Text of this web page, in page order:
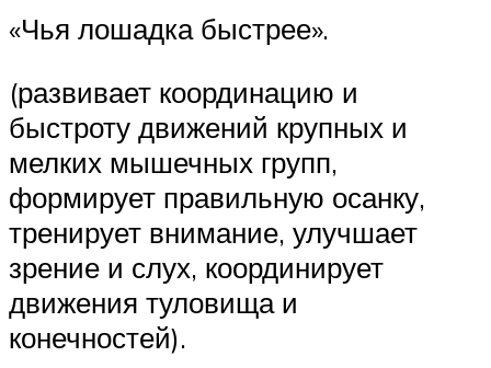
«Чья лошадка быстрее».
(развивает координацию и
быстроту движений крупных и
мелких мышечных групп,
формирует правильную осанку,
тренирует внимание, улучшает
зрение и слух, координирует
движения туловища и
конечностей).